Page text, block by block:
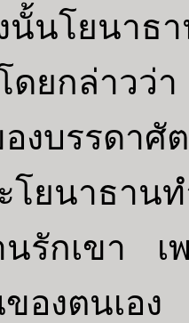
นโยนาธา
ยกล่าวว่
งบรรดาศั
ยนาธาน
นรักเขา เ
งตนเอง